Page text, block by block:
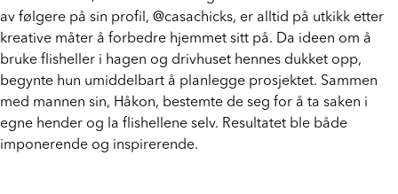
Renate Larsen, en dedikert Instagram-influencer med tusenvis
av følgere på sin profil, @casachicks, er alltid på utkikk etter
kreative måter å forbedre hjemmet sitt på. Da ideen om å
bruke flisheller i hagen og drivhuset hennes dukket opp,
begynte hun umiddelbart å planlegge prosjektet. Sammen
med mannen sin, Håkon, bestemte de seg for å ta saken i
egne hender og la flishellene selv. Resultatet ble både
Butikker
Proff
Prosjekt
Still et spørsmål